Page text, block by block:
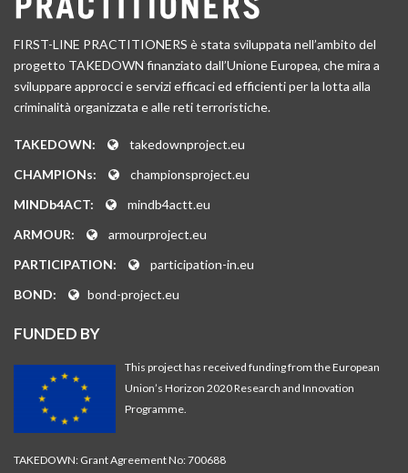
FIRST-LINE PRACTITIONERS è stata sviluppata nell’ambito del
progetto TAKEDOWN finanziato dall’Unione Europea, che mira a
sviluppare approcci e servizi efficaci ed efficienti per la lotta alla
criminalità organizzata e alle reti terroristiche.
TAKEDOWN:
takedownproject.eu
CHAMPIONs:
championsproject.eu
MINDb4ACT:
mindb4actt.eu
ARMOUR:
armourproject.eu
PARTICIPATION:
participation-in.eu
BOND:
bond-project.eu
FUNDED BY
This project has received funding from the European
Union’s Horizon 2020 Research and Innovation
Programme.
TAKEDOWN: Grant Agreement No: 700688